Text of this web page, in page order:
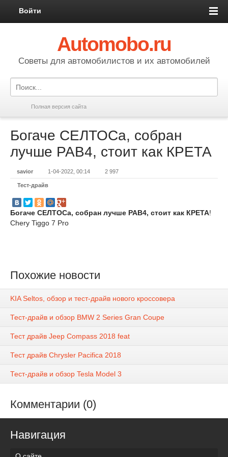
Войти
Automobo.ru
Cоветы для автомобилистов и их автомобилей
Полная версия сайта
Богаче СЕЛТОСа, собран
лучше РАВ4, стоит как КРЕТА
savior 1-04-2022, 00:14 2 997
Тест-драйв
Богаче СЕЛТОСа, собран лучше РАВ4, стоит как КРЕТА!
Chery Tiggo 7 Pro
Похожие новости
KIA Seltos, обзор и тест-драйв нового кроссовера
Тест-драйв и обзор BMW 2 Series Gran Coupe
Тест драйв Jeep Compass 2018 feat
Тест драйв Chrysler Pacifica 2018
Тест-драйв и обзор Tesla Model 3
Комментарии (0)
Навигация